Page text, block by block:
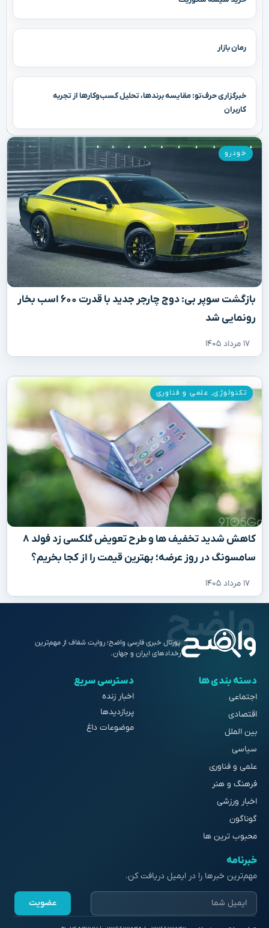
رمان بازار
خبرگزاری حرف‌تو: مقایسه برندها، تحلیل کسب‌وکارها از تجربه
کاربران
بازگشت سوپر بی: دوج چارجر جدید با قدرت ۶۰۰ اسب بخار
رونمایی شد
۱۷ مرداد ۱۴۰۵
خودرو
کاهش شدید تخفیف‌ ها و طرح تعویض گلکسی زد فولد ۸
سامسونگ در روز عرضه؛ بهترین قیمت را از کجا بخریم؟
۱۷ مرداد ۱۴۰۵
تکنولوژی, علمی و فناوری
پورتال خبری فارسی واضح؛ روایت شفاف از مهم‌ترین
رخدادهای ایران و جهان.
دسته بندی ها
اجتماعی
اقتصادی
بین الملل
سیاسی
علمی و فناوری
فرهنگ و هنر
اخبار ورزشی
گوناگون
محبوب ترین ها
دسترسی سریع
اخبار زنده
پربازدیدها
موضوعات داغ
خبرنامه
مهم‌ترین خبرها را در ایمیل دریافت کن.
عضویت